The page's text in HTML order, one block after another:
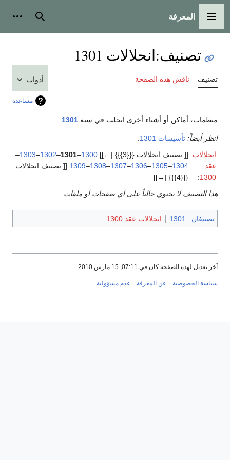
القائمة الرئيسية
المعرفة بحث
تصنيف:انحلالات 1301
تصنيف ناقش هذه الصفحة أدوات
مساعدة
منظمات، أماكن أو أشياء أخرى انحلت في سنة 1301
انظر أيضاً: تأسيسات 1301
انحلالات
عقد
1300
:
[[:تصنيف:انحلالات {{{3}}} |←]] 1300
–
1301
–
1302
–
1303
–
1304
–
1305
–
1306
–
1307
–
1308
–
1309 [[:تصنيف:انحلالات
{{{4}}} |→]]
هذا التصنيف لا يحتوي حالياً على أي صفحات أو ملفات.
تصنيفان:
1301 انحلالات عقد 1300
آخر تعديل لهذه الصفحة كان في 07:11, 15 مارس 2010.
سياسة الخصوصية عن المعرفة عدم مسؤولية